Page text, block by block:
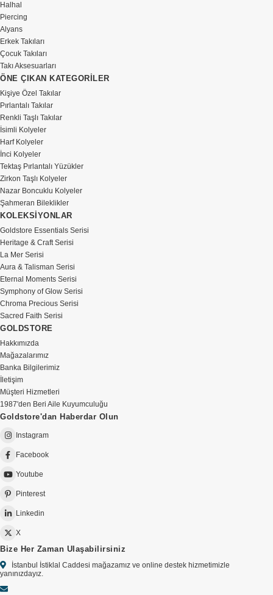
Halhal
Piercing
Alyans
Erkek Takıları
Çocuk Takıları
Takı Aksesuarları
ÖNE ÇIKAN KATEGORİLER
Kişiye Özel Takılar
Pırlantalı Takılar
Renkli Taşlı Takılar
İsimli Kolyeler
Harf Kolyeler
İnci Kolyeler
Tektaş Pırlantalı Yüzükler
Zirkon Taşlı Kolyeler
Nazar Boncuklu Kolyeler
Şahmeran Bileklikler
KOLEKSİYONLAR
Goldstore Essentials Serisi
Heritage & Craft Serisi
La Mer Serisi
Aura & Talisman Serisi
Eternal Moments Serisi
Symphony of Glow Serisi
Chroma Precious Serisi
Sacred Faith Serisi
GOLDSTORE
Hakkımızda
Mağazalarımız
Banka Bilgilerimiz
İletişim
Müşteri Hizmetleri
1987'den Beri Aile Kuyumculuğu
Goldstore'dan Haberdar Olun
Instagram
Facebook
Youtube
Pinterest
Linkedin
X
Bize Her Zaman Ulaşabilirsiniz
İstanbul İstiklal Caddesi mağazamız ve online destek hizmetimizle
yanınızdayız.